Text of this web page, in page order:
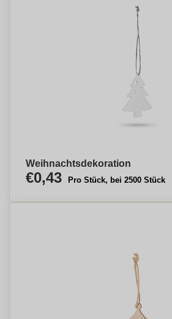
Weihnachtsdekoration
€0,43 Pro Stück, bei 2500 Stück